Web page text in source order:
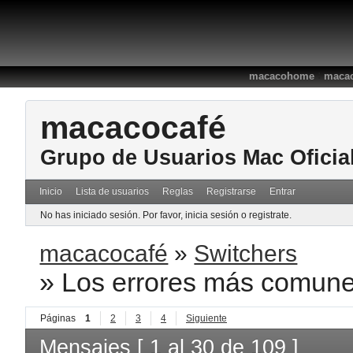
macacohome:
macacocafé
Grupo de Usuarios Mac
Inicio Lista de usuarios Reglas Registrarse Entrar
No has iniciado sesión. Por favor, inicia sesión o registrate.
macacocafé » Switchers
» Los errores más
Páginas 1 2 3 4 Siguiente
Mensajes [ 1 al 30 de 109 ]